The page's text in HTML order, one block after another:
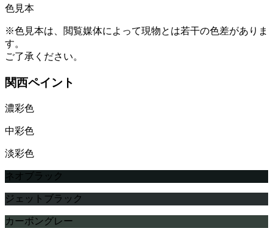
色見本
※色見本は、閲覧媒体によって現物とは若干の色差がありま
す。
ご了承ください。
関西ペイント
濃彩色
中彩色
淡彩色
ネオブラック
ジェットブラック
カーボングレー